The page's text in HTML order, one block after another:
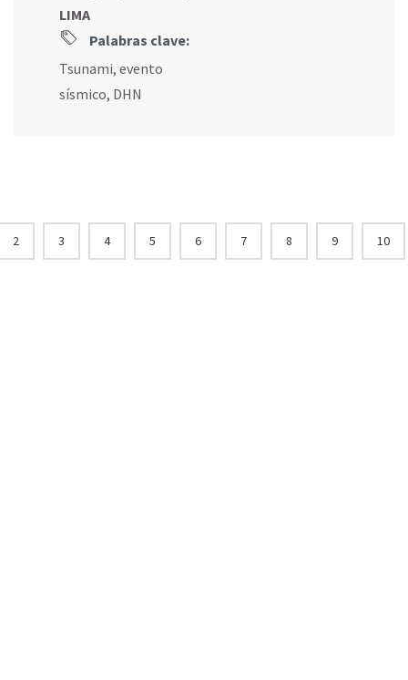
LIMA
Palabras clave:
Tsunami, evento
sísmico, DHN
2 3 4 5 6 7 8 9 10